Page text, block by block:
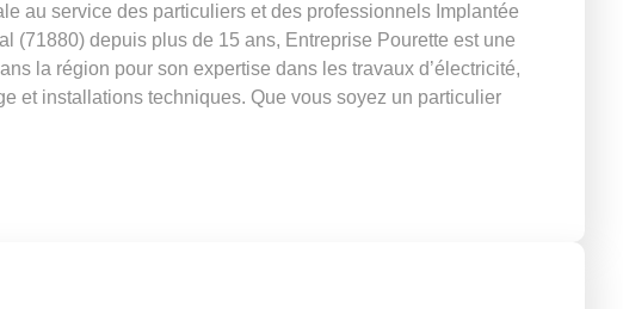
au service des particuliers et des professionnels Implantée
(71880) depuis plus de 15 ans, Entreprise Pourette est une
la région pour son expertise dans les travaux d’électricité,
et installations techniques. Que vous soyez un particulier